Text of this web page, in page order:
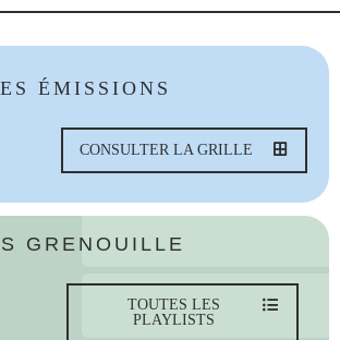
ÉMISSIONS
CONSULTER LA GRILLE
GRENOUILLE
TOUTES LES
PLAYLISTS